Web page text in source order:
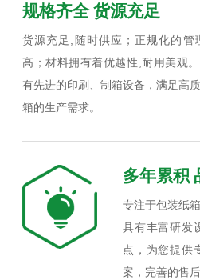
规格齐全 货源充足
货源充足,随时供应；正规化的管
高；材料拥有着优越性,耐用美观
有先进的印刷、制箱设备，满足高
箱的生产需求。
多年累积
专注于包装纸
具有丰富研发
点，为您提供
案，完善的售后